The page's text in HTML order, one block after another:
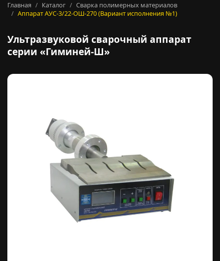
Главная Каталог
Сварка полимерных материалов
Аппарат АУС-3/22-ОШ-270 (Вариант исполнения №1)
Ультразвуковой
Ультразвуковой сварочный аппарат
серии «Гиминей-Ш»